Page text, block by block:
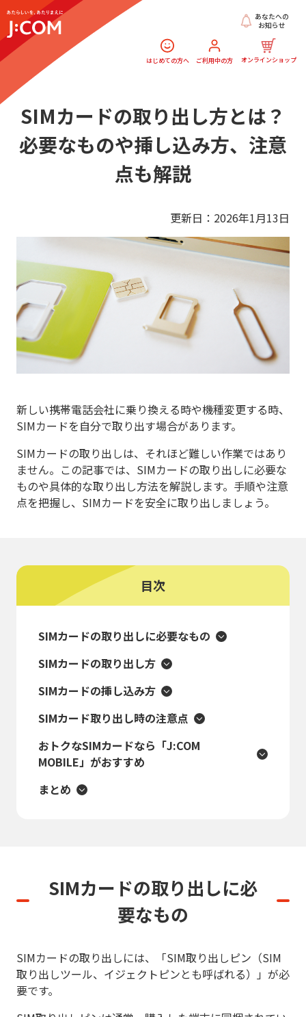
はじめての方へ ご利用中の方 オンラインショップ
あなたへの
お知らせ
SIMカードの取り出し方とは？
必要なものや挿し込み方、注意
点も解説
更新日：2026年1月13日
新しい携帯電話会社に乗り換える時や機種変更する時、
SIMカードを自分で取り出す場合があります。
SIMカードの取り出しは、それほど難しい作業ではあり
ません。この記事では、SIMカードの取り出しに必要な
ものや具体的な取り出し方法を解説します。手順や注意
点を把握し、SIMカードを安全に取り出しましょう。
目次
SIMカードの取り出しに必要なもの
SIMカードの取り出し方
SIMカードの挿し込み方
SIMカード取り出し時の注意点
おトクなSIMカードなら「J:COM
MOBILE」がおすすめ
まとめ
SIMカードの取り出しに必
要なもの
SIMカードの取り出しには、「SIM取り出しピン（SIM
取り出しツール、イジェクトピンとも呼ばれる）」が必
要です。